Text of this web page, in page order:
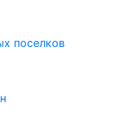
поселков